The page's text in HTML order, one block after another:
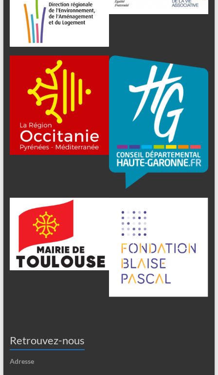
Retrouvez-nous
Adresse